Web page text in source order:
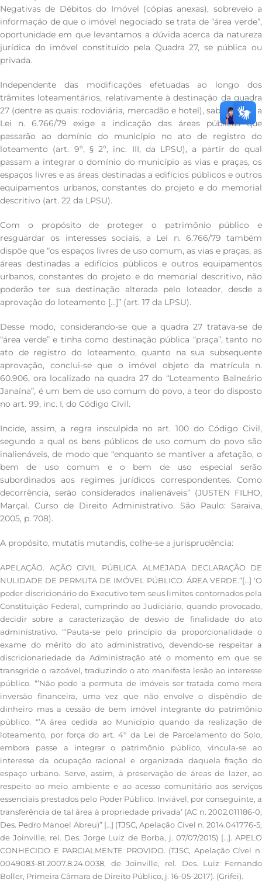
Negativas de Débitos do Imóvel (cópias anexas), sobreveio a
informação de que o imóvel negociado se trata de “área verde”,
oportunidade em que levantamos a dúvida acerca da natureza
jurídica do imóvel constituído pela Quadra 27, se pública ou
privada.
Independente das modificações efetuadas ao longo dos
trâmites loteamentários, relativamente à destinação da quadra
27 (dentre as quais: rodoviária, mercadão e hotel), sabe-se que a
Lei n. 6.766/79 exige a indicação das áreas públicas que
passarão ao domínio do município no ato de registro do
loteamento (art. 9º, § 2º, inc. III, da LPSU), a partir do qual
passam a integrar o domínio do município as vias e praças, os
espaços livres e as áreas destinadas a edifícios públicos e outros
equipamentos urbanos, constantes do projeto e do memorial
descritivo (art. 22 da LPSU).
Com o propósito de proteger o patrimônio público e
resguardar os interesses sociais, a Lei n. 6.766/79 também
dispõe que “os espaços livres de uso comum, as vias e praças, as
áreas destinadas a edifícios públicos e outros equipamentos
urbanos, constantes do projeto e do memorial descritivo, não
poderão ter sua destinação alterada pelo loteador, desde a
aprovação do loteamento […]” (art. 17 da LPSU).
Desse modo, considerando-se que a quadra 27 tratava-se de
“área verde” e tinha como destinação pública “praça”, tanto no
ato de registro do loteamento, quanto na sua subsequente
aprovação, conclui-se que o imóvel objeto da matrícula n.
60.906, ora localizado na quadra 27 do “Loteamento Balneário
Janaína”, é um bem de uso comum do povo, a teor do disposto
no art. 99, inc. I, do Código Civil.
Incide, assim, a regra insculpida no art. 100 do Código Civil,
segundo a qual os bens públicos de uso comum do povo são
inalienáveis, de modo que “enquanto se mantiver a afetação, o
bem de uso comum e o bem de uso especial serão
subordinados aos regimes jurídicos correspondentes. Como
decorrência, serão considerados inalienáveis” (JUSTEN FILHO,
Marçal. Curso de Direito Administrativo. São Paulo: Saraiva,
2005, p. 708).
A propósito, mutatis mutandis, colhe-se a jurisprudência:
APELAÇÃO. AÇÃO CIVIL PÚBLICA. ALMEJADA DECLARAÇÃO DE
NULIDADE DE PERMUTA DE IMÓVEL PÚBLICO. ÁREA VERDE.”[…] ‘O
poder discricionário do Executivo tem seus limites contornados pela
Constituição Federal, cumprindo ao Judiciário, quando provocado,
decidir sobre a caracterização de desvio de finalidade do ato
administrativo. “’Pauta-se pelo princípio da proporcionalidade o
exame do mérito do ato administrativo, devendo-se respeitar a
discricionariedade da Administração até o momento em que se
transgride o razoável, traduzindo o ato manifesta lesão ao interesse
público. “’Não pode a permuta de imóveis ser tratada como mera
inversão financeira, uma vez que não envolve o dispêndio de
dinheiro mas a cessão de bem imóvel integrante do patrimônio
público. “’A área cedida ao Município quando da realização de
loteamento, por força do art. 4º da Lei de Parcelamento do Solo,
embora passe a integrar o patrimônio público, vincula-se ao
interesse da ocupação racional e organizada daquela fração do
espaço urbano. Serve, assim, à preservação de áreas de lazer, ao
respeito ao meio ambiente e ao acesso comunitário aos serviços
essenciais prestados pelo Poder Público. Inviável, por conseguinte, a
transferência de tal área à propriedade privada’ (AC n. 2002.011186-0,
Des. Pedro Manoel Abreu)” […] (TJSC, Apelação Cível n. 2014.041776-5,
de Joinville, rel. Des. Jorge Luiz de Borba, j. 07/07/2015) […]. APELO
CONHECIDO E PARCIALMENTE PROVIDO. (TJSC, Apelação Cível n.
0049083-81.2007.8.24.0038, de Joinville, rel. Des. Luiz Fernando
Boller, Primeira Câmara de Direito Público, j. 16-05-2017). (Grifei).